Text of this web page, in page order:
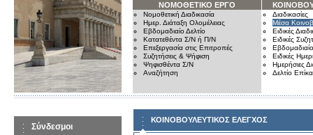
ΝΟΜΟΘΕΤΙΚΟ ΕΡΓΟ
Νομοθετική Διαδικασία
Ημερ. Διάταξη Ολομέλειας
Εβδομαδιαίο Δελτίο
Κατατεθέντα Σ/Ν ή Π/Ν
Επεξεργασία στις Επιτροπές
Συζητήσεις & Ψήφιση
Ψηφισθέντα Σ/Ν
Αναζήτηση
Διαδικασίες
Μέσα
Ειδικές
Ειδικές
Εβδομαδιαίο
Ειδικές
Ημερήσιες
Δελτίο
Σύνδεσμοι
ΚΟΙΝΟΒΟΥΛΕΥΤΙΚΟΣ ΕΛΕΓΧΟΣ